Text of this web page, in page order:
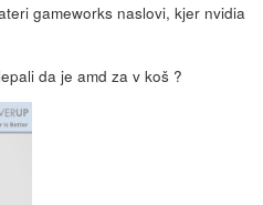
gameworks naslovi, kjer nvidia
da je amd za v koš ?